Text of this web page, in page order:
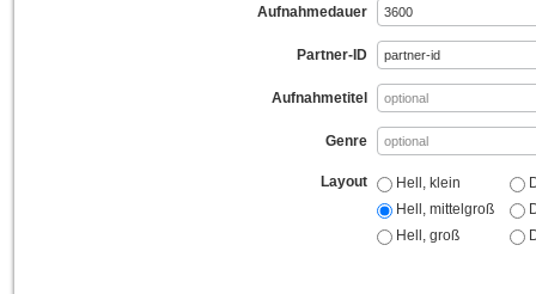
Aufnahmedauer
Partner-ID
Aufnahmetitel
Genre
Layout
Hell, klein
Hell, mittelgroß
Hell, groß